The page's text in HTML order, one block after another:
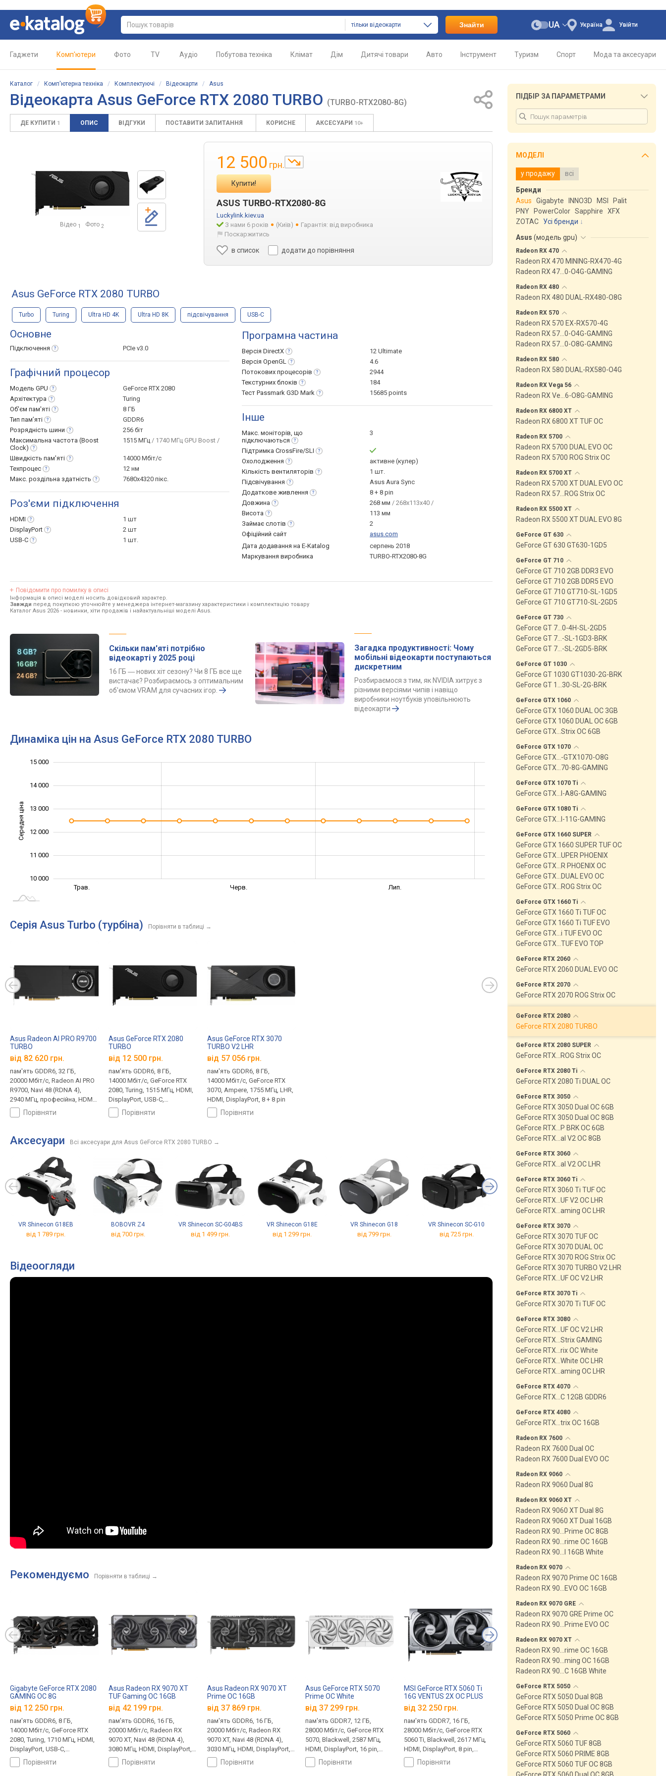
тільки відеокарти Знайти Україна
UA Увійти
Гаджети Комп'ютери Фото TV Аудіо Побутова техніка Клімат Дім Дитячі товари Авто Інструмент Туризм Спорт Мода та аксесуари
Каталог / Комп'ютерна техніка / Комплектуючі / Відеокарти / Asus
Відеокарта Asus GeForce RTX 2080 TURBO (TURBO-RTX2080-8G)
ДЕ КУПИТИ 1 ОПИС ВІДГУКИ ПОСТАВИТИ ЗАПИТАННЯ КОРИСНЕ АКСЕСУАРИ 10+
Відео 1 Фото 2
12 500 грн.
Купити!
ASUS TURBO-RTX2080-8G
Luckylink.kiev.ua
З нами 6 років
(Київ)
Гарантія: від виробника
Поскаржитись
в список додати до порівняння
Asus GeForce RTX 2080 TURBO
Turbo Turing Ultra HD 4K Ultra HD 8K підсвічування USB-C
Основне
Підключення PCIe v3.0
Графічний процесор
Модель GPU
GeForce RTX 2080
Архітектура
Turing
Об'єм пам'яті
8 ГБ
Тип пам’яті
GDDR6
Розрядність шини
256 біт
Максимальна частота (Boost
Clock)
1515 МГц / 1740 МГц GPU Boost /
Швидкість пам'яті
14000 Мбіт/с
Техпроцес
12 нм
Макс. роздільна здатність 7680x4320 пікс.
Роз'єми підключення
HDMI
1 шт
DisplayPort
2 шт
USB-C
1 шт.
Програмна частина
Версія DirectX
12 Ultimate
Версія OpenGL
4.6
Потокових процесорів
2944
Текстурних блоків
184
Тест Passmark G3D Mark 15685 points
Інше
Макс. моніторів, що
підключаються
3
Підтримка CrossFire/SLI
Охолодження
активне (кулер)
Кількість вентиляторів
1 шт.
Підсвічування
Asus Aura Sync
Додаткове живлення
8 + 8 pin
Довжина
268 мм / 268x113x40 /
Висота
113 мм
Займає слотів
2
Офіційний сайт
asus.com
Дата додавання на E-Katalog
серпень 2018
Маркування виробника
TURBO-RTX2080-8G
Повідомити про помилку в описі
Інформація в описі моделі носить довідковий характер.
Завжди перед покупкою уточнюйте у менеджера інтернет-магазину характеристики і комплектацію товару
Каталог Asus 2026 - новинки, хіти продажів і найактуальніші моделі Asus.
Скільки пам'яті потрібно
відеокарті у 2025 році
16 ГБ ― нових хіт сезону? Чи 8 ГБ все ще
вистачає? Розбираємось з оптимальним
об'ємом VRAM для сучасних ігор.
Загадка продуктивності: Чому
мобільні відеокарти поступаються
дискретним
Розбираємося з тим, як NVIDIA хитрує з
різними версіями чипів і навіщо
виробники ноутбуків уповільнюють
відеокарти
Динаміка цін на Asus GeForce RTX 2080 TURBO
Середня ціна
10 000
11 000
12 000
13 000
15 000
14 000
Трав. Черв. Лип.
Серія Asus Turbo (турбіна) Порівняти в таблиці →
Asus Radeon AI PRO R9700
TURBO
від 82 620 грн.
пам'ять GDDR6, 32 ГБ,
20000 Мбіт/с, Radeon AI PRO
R9700, Navi 48 (RDNA 4),
2940 МГц, професійна, HDMI,
DisplayPort, 16 pin, 300 Вт
порівняти
Asus GeForce RTX 2080
TURBO
від 12 500 грн.
пам'ять GDDR6, 8 ГБ,
14000 Мбіт/с, GeForce RTX
2080, Turing, 1515 МГц, HDMI,
DisplayPort, USB-C,
підсвічування, 8 + 8 pin
порівняти
Asus GeForce RTX 3070
TURBO V2 LHR
від 57 056 грн.
пам'ять GDDR6, 8 ГБ,
14000 Мбіт/с, GeForce RTX
3070, Ampere, 1755 МГц, LHR,
HDMI, DisplayPort, 8 + 8 pin
порівняти
Аксесуари Всі аксесуари для Asus GeForce RTX 2080 TURBO →
VR Shinecon G18EB
від 1 789 грн.
BOBOVR Z4
від 700 грн.
VR Shinecon SC-G04BS
від 1 499 грн.
VR Shinecon G18E
від 1 299 грн.
VR Shinecon G18
від 799 грн.
VR Shinecon SC-G10
від 725 грн.
Oculus Quest 2 128 GB
від 11 998 грн.
Відеоогляди
Рекомендуємо Порівняти в таблиці →
Gigabyte GeForce RTX 2080
GAMING OC 8G
від 12 250 грн.
пам'ять GDDR6, 8 ГБ,
14000 Мбіт/с, GeForce RTX
2080, Turing, 1710 МГц, HDMI,
DisplayPort, USB-C,
підсвічування, 6 + 8 pin
порівняти
Asus Radeon RX 9070 XT
TUF Gaming OC 16GB
від 42 199 грн.
пам'ять GDDR6, 16 ГБ,
20000 Мбіт/с, Radeon RX
9070 XT, Navi 48 (RDNA 4),
3080 МГц, HDMI, DisplayPort,
підсвічування, 8 + 8 + 8 pin,
330 Вт
порівняти
Asus Radeon RX 9070 XT
Prime OC 16GB
від 37 869 грн.
пам'ять GDDR6, 16 ГБ,
20000 Мбіт/с, Radeon RX
9070 XT, Navi 48 (RDNA 4),
3030 МГц, HDMI, DisplayPort, 8
+ 8 + 8 pin, 304 Вт
порівняти
Asus GeForce RTX 5070
Prime OC White
від 37 299 грн.
пам'ять GDDR7, 12 ГБ,
28000 Мбіт/с, GeForce RTX
5070, Blackwell, 2587 МГц,
HDMI, DisplayPort, 16 pin,
White Edition
порівняти
MSI GeForce RTX 5060 Ti
16G VENTUS 2X OC PLUS
від 32 250 грн.
пам'ять GDDR7, 16 ГБ,
28000 Мбіт/с, GeForce RTX
5060 Ti, Blackwell, 2617 МГц,
HDMI, DisplayPort, 8 pin,
180 Втпорівняти
Sapphire Radeon RX 9070
XT PULSE
від 37 999 грн.
пам'ять GDDR6, 16 ГБ,
20000 Мбіт/с, Radeon RX
9070 XT, Navi 48 (RDNA 4),
2970 МГц, HDMI, DisplayPort, 8
+ 8 pin, 304 Вт
порівняти
XT NITRO+
від 44 300 грн.
пам'ять GDDR6, 16
3060 МГц, HDMI,
підсвічування, 16
ПІДБІР ЗА ПАРАМЕТРАМИ
МОДЕЛІ
у продажу всі
Бренди
Asus
Gigabyte INNO3D MSI
Palit
PNY
PowerColor Sapphire
XFX
ZOTAC
Усі бренди
Asus (модель gpu)
Radeon RX 470
Radeon RX 470 MINING-RX470-4G
Radeon RX 47…0-O4G-GAMING
Radeon RX 480
Radeon RX 480 DUAL-RX480-O8G
Radeon RX 570
Radeon RX 570 EX-RX570-4G
Radeon RX 57…0-O4G-GAMING
Radeon RX 57…0-O8G-GAMING
Radeon RX 580
Radeon RX 580 DUAL-RX580-O4G
Radeon RX Vega 56
Radeon RX Ve…6-O8G-GAMING
Radeon RX 6800 XT
Radeon RX 6800 XT TUF OC
Radeon RX 5700
Radeon RX 5700 DUAL EVO OC
Radeon RX 5700 ROG Strix OC
Radeon RX 5700 XT
Radeon RX 5700 XT DUAL EVO OC
Radeon RX 57…ROG Strix OC
Radeon RX 5500 XT
Radeon RX 5500 XT DUAL EVO 8G
GeForce GT 630
GeForce GT 630 GT630-1GD5
GeForce GT 710
GeForce GT 710 2GB DDR3 EVO
GeForce GT 710 2GB DDR5 EVO
GeForce GT 710 GT710-SL-1GD5
GeForce GT 710 GT710-SL-2GD5
GeForce GT 730
GeForce GT 7…0-4H-SL-2GD5
GeForce GT 7…-SL-1GD3-BRK
GeForce GT 7…-SL-2GD5-BRK
GeForce GT 1030
GeForce GT 1030 GT1030-2G-BRK
GeForce GT 1…30-SL-2G-BRK
GeForce GTX 1060
GeForce GTX 1060 DUAL OC 3GB
GeForce GTX 1060 DUAL OC 6GB
GeForce GTX…Strix OC 6GB
GeForce GTX 1070
GeForce GTX…-GTX1070-O8G
GeForce GTX…70-8G-GAMING
GeForce GTX 1070 Ti
GeForce GTX…I-A8G-GAMING
GeForce GTX 1080 Ti
GeForce GTX…I-11G-GAMING
GeForce GTX 1660 SUPER
GeForce GTX 1660 SUPER TUF OC
GeForce GTX…UPER PHOENIX
GeForce GTX…R PHOENIX OC
GeForce GTX…DUAL EVO OC
GeForce GTX…ROG Strix OC
GeForce GTX 1660 Ti
GeForce GTX 1660 Ti TUF OC
GeForce GTX 1660 Ti TUF EVO
GeForce GTX…i TUF EVO OC
GeForce GTX…TUF EVO TOP
GeForce RTX 2060
GeForce RTX 2060 DUAL EVO OC
GeForce RTX 2070
GeForce RTX 2070 ROG Strix OC
GeForce RTX 2080
GeForce RTX 2080 TURBO
GeForce RTX 2080 SUPER
GeForce RTX…ROG Strix OC
GeForce RTX 2080 Ti
GeForce RTX 2080 Ti DUAL OC
GeForce RTX 3050
GeForce RTX 3050 Dual OC 6GB
GeForce RTX 3050 Dual OC 8GB
GeForce RTX…P BRK OC 6GB
GeForce RTX…al V2 OC 8GB
GeForce RTX 3060
GeForce RTX…al V2 OC LHR
GeForce RTX 3060 Ti
GeForce RTX 3060 Ti TUF OC
GeForce RTX…UF V2 OC LHR
GeForce RTX…aming OC LHR
GeForce RTX 3070
GeForce RTX 3070 TUF OC
GeForce RTX 3070 DUAL OC
GeForce RTX 3070 ROG Strix OC
GeForce RTX 3070 TURBO V2 LHR
GeForce RTX…UF OC V2 LHR
GeForce RTX 3070 Ti
GeForce RTX 3070 Ti TUF OC
GeForce RTX 3080
GeForce RTX…UF OC V2 LHR
GeForce RTX…Strix GAMING
GeForce RTX…rix OC White
GeForce RTX…White OC LHR
GeForce RTX…aming OC LHR
GeForce RTX 4070
GeForce RTX…C 12GB GDDR6
GeForce RTX 4080
GeForce RTX…trix OC 16GB
Radeon RX 7600
Radeon RX 7600 Dual OC
Radeon RX 7600 Dual EVO OC
Radeon RX 9060
Radeon RX 9060 Dual 8G
Radeon RX 9060 XT
Radeon RX 9060 XT Dual 8G
Radeon RX 9060 XT Dual 16GB
Radeon RX 90…Prime OC 8GB
Radeon RX 90…rime OC 16GB
Radeon RX 90…l 16GB White
Radeon RX 9070
Radeon RX 9070 Prime OC 16GB
Radeon RX 90…EVO OC 16GB
Radeon RX 9070 GRE
Radeon RX 9070 GRE Prime OC
Radeon RX 90…Prime EVO OC
Radeon RX 9070 XT
Radeon RX 90…rime OC 16GB
Radeon RX 90…ming OC 16GB
Radeon RX 90…C 16GB White
GeForce RTX 5050
GeForce RTX 5050 Dual 8GB
GeForce RTX 5050 Dual OC 8GB
GeForce RTX 5050 Prime OC 8GB
GeForce RTX 5060
GeForce RTX 5060 TUF 8GB
GeForce RTX 5060 PRIME 8GB
GeForce RTX 5060 TUF OC 8GB